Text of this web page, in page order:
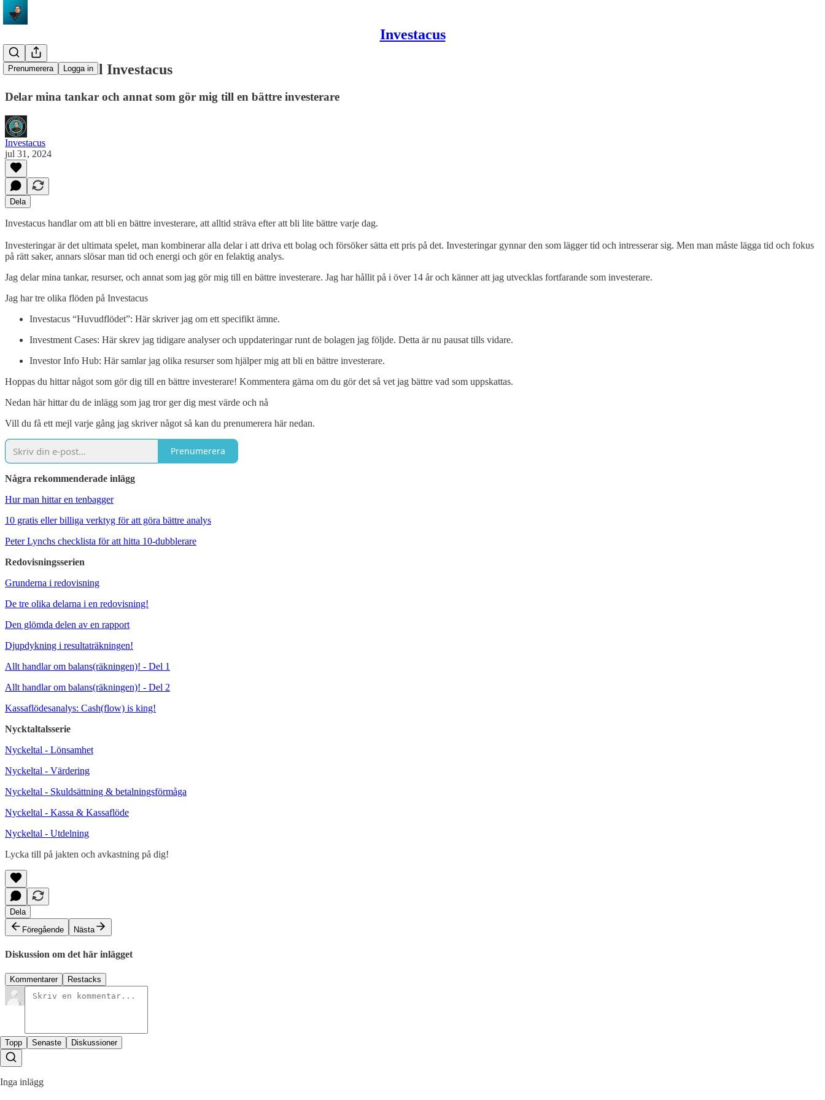
Investacus
Prenumerera Logga in
Välkommen till Investacus
Delar mina tankar och annat som gör mig till en bättre investerare
Investacus
jul 31, 2024
Dela
Investacus handlar om att bli en bättre investerare, att alltid sträva efter att bli lite bättre varje dag.
Investeringar är det ultimata spelet, man kombinerar alla delar i att driva ett bolag och försöker sätta ett pris på det. Investeringar gynnar den som lägger tid och intresserar sig. Men man måste lägga tid och fokus
på rätt saker, annars slösar man tid och energi och gör en felaktig analys.
Jag delar mina tankar, resurser, och annat som jag gör mig till en bättre investerare. Jag har hållit på i över 14 år och känner att jag utvecklas fortfarande som investerare.
Jag har tre olika flöden på Investacus
Investacus “Huvudflödet”: Här skriver jag om ett specifikt ämne.
Investment Cases: Här skrev jag tidigare analyser och uppdateringar runt de bolagen jag följde. Detta är nu pausat tills vidare.
Investor Info Hub: Här samlar jag olika resurser som hjälper mig att bli en bättre investerare.
Hoppas du hittar något som gör dig till en bättre investerare! Kommentera gärna om du gör det så vet jag bättre vad som uppskattas.
Nedan här hittar du de inlägg som jag tror ger dig mest värde och nå
Vill du få ett mejl varje gång jag skriver något så kan du prenumerera här nedan.
Prenumerera
Några rekommenderade inlägg
Hur man hittar en tenbagger
10 gratis eller billiga verktyg för att göra bättre analys
Peter Lynchs checklista för att hitta 10-dubblerare
Redovisningsserien
Grunderna i redovisning
De tre olika delarna i en redovisning!
Den glömda delen av en rapport
Djupdykning i resultaträkningen!
Allt handlar om balans(räkningen)! - Del 1
Allt handlar om balans(räkningen)! - Del 2
Kassaflödesanalys: Cash(flow) is king!
Nycktaltalsserie
Nyckeltal - Lönsamhet
Nyckeltal - Värdering
Nyckeltal - Skuldsättning & betalningsförmåga
Nyckeltal - Kassa & Kassaflöde
Nyckeltal - Utdelning
Lycka till på jakten och avkastning på dig!
Dela
Föregående
Nästa
Diskussion om det här inlägget
Kommentarer Restacks
Topp Senaste Diskussioner
Inga inlägg